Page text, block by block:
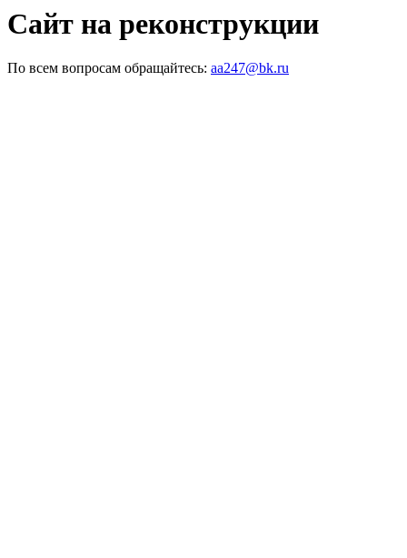
Сайт на реконструкции
По всем вопросам обращайтесь: aa247@bk.ru